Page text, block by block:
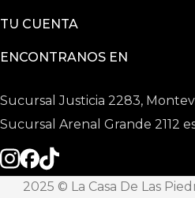
TU CUENTA
ENCONTRANOS EN
Sucursal Justicia 2283,
Sucursal Arenal Grande 2112
2025 © La Casa De Las